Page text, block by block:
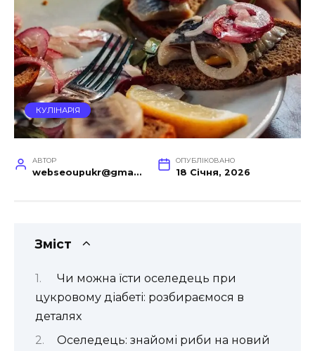
КУЛІНАРІЯ
АВТОР
webseoupukr@gmail.com
ОПУБЛІКОВАНО
18 Січня, 2026
Зміст
Чи можна їсти оселедець при
цукровому діабеті: розбираємося в
деталях
Оселедець: знайомі риби на новий